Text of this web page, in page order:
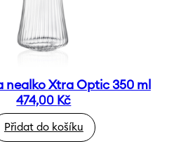
nealko Xtra Optic 350 ml
474,00 Kč
Přidat do košíku